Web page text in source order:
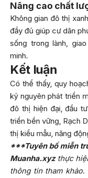
Nâng cao chất
Không gian đô thị
đầy đủ giúp cư dân
sống trong lành,
minh.
Kết luận
Có thể thấy, quy
kỷ nguyên phát triển
đô thị hiện đại, đầu
triển bền vững, Rạch
thị kiểu mẫu, năng
***Tuyên bố miễn
Muanha.xyzthực
thông tin tham